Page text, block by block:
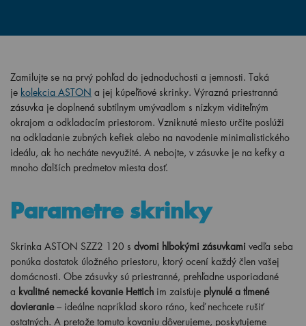
Zamilujte se na prvý pohľad do jednoduchosti a jemnosti. Taká
je kolekcia ASTON a jej kúpeľňové skrinky. Výrazná priestranná
zásuvka je doplnená subtílnym umývadlom s nízkym viditeľným
okrajom a odkladacím priestorom. Vzniknuté miesto určite poslúži
na odkladanie zubných kefiek alebo na navodenie minimalistického
ideálu, ak ho necháte nevyužité. A nebojte, v zásuvke je na kefky a
mnoho ďalších predmetov miesta dosť.
Parametre skrinky
Skrinka ASTON SZZ2 120 s dvomi hlbokými zásuvkami vedľa seba
ponúka dostatok úložného priestoru, ktorý ocení každý člen vašej
domácnosti. Obe zásuvky sú priestranné, prehľadne usporiadané
a kvalitné nemecké kovanie Hettich im zaisťuje plynulé a tlmené
dovieranie – ideálne napríklad skoro ráno, keď nechcete rušiť
ostatných. A pretože tomuto kovaniu dôverujeme, poskytujeme